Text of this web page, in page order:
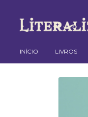
INÍCIO LIVROS